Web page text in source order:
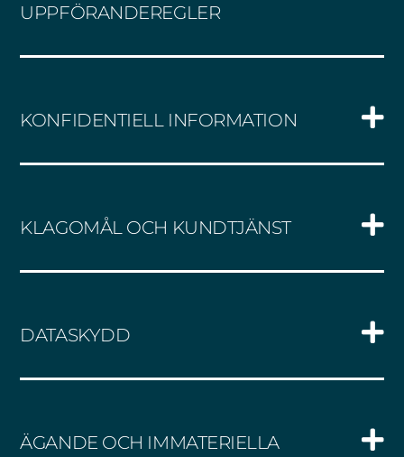
UPPFÖRANDEREGLER
KONFIDENTIELL INFORMATION
KLAGOMÅL OCH KUNDTJÄNST
DATASKYDD
ÄGANDE OCH IMMATERIELLA